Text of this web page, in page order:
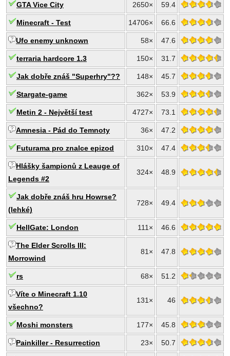
GTA Vice City 2650× 59.4
Minecraft - Test 14706× 66.6
Ufo enemy unknown 58× 47.6
terraria hardcore 1.3 150× 31.7
Jak dobře znáš "Superhry"?? 148× 45.7
Stargate-game 362× 53.9
Metin 2 - Největší test 4727× 73.1
Amnesia - Pád do Temnoty 36× 47.2
Futurama pro znalce epizod 310× 47.4
Hlášky šampionů z Leauge of
Legends #2
324× 48.9
Jak dobře znáš hru Howrse?
(lehké)
728× 49.4
HellGate: London 111× 46.6
The Elder Scrolls III:
Morrowind
81× 47.8
rs 68× 51.2
Víte o Minecraft 1.10
všechno?
131× 46
Moshi monsters 177× 45.8
Painkiller - Resurrection 23× 50.7